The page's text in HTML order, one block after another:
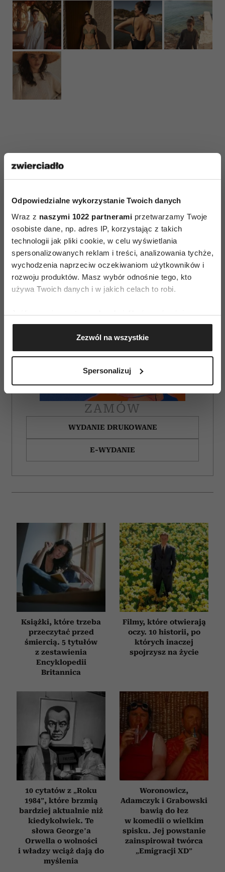
Odpowiedzialne wykorzystanie Twoich danych
Wraz z naszymi 1022 partnerami przetwarzamy Twoje
osobiste dane, np. adres IP, korzystając z takich
technologii jak pliki cookie, w celu wyświetlania
spersonalizowanych reklam i treści, analizowania tychże,
wychodzenia naprzeciw oczekiwaniom użytkowników i
rozwoju produktów. Masz wybór odnośnie tego, kto
używa Twoich danych i w jakich celach to robi.
Jeśli wyrazisz na to zgodę, chcielibyśmy również:
Gromadzić dane dotyczące Twojej lokalizacji
geograficznej z dokładnością nawet do kilku metrów
Identyfikować Twoje urządzenie, aktywnie
(fingerprinting, czyli wirtualny odcisk palca)
dane są przetwarzane oraz ustaw własne preferencje w
. W Deklaracji plików cookie możesz
zmienić lub wycofać swoją zgodę w dowolnej chwili.
Wykorzystujemy pliki cookie do spersonalizowania treści
i reklam, aby oferować funkcje społecznościowe i
analizować ruch w naszej witrynie. Informacje o tym, jak
otrzymanymi od Ciebie lub uzyskanymi podczas
korzystania z ich usług.
Zezwól na wszystkie
Spersonalizuj
ZAMÓW
WYDANIE DRUKOWANE
E-WYDANIE
Książki, które trzeba
przeczytać przed
śmiercią. 5 tytułów
z zestawienia
Encyklopedii
Britannica
Filmy, które otwierają
oczy. 10 historii, po
których inaczej
spojrzysz na życie
10 cytatów z „Roku
1984”, które brzmią
bardziej aktualnie niż
kiedykolwiek. Te
słowa George’a
Orwella o wolności
i władzy wciąż dają do
myślenia
Woronowicz,
Adamczyk i Grabowski
bawią do łez
w komedii o wielkim
spisku. Jej powstanie
zainspirował twórca
„Emigracji XD”